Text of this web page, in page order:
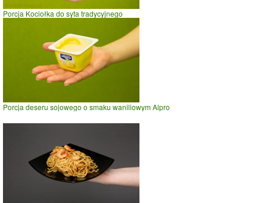
Porcja Kociołka do syta tradycyjnego
Porcja deseru sojowego o smaku waniliowym Alpro